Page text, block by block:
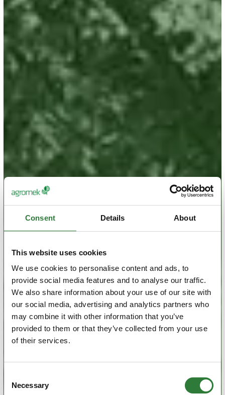
Consent Details About
This website uses cookies
We use cookies to personalise content and ads, to
provide social media features and to analyse our traffic.
We also share information about your use of our site with
our social media, advertising and analytics partners who
may combine it with other information that you’ve
provided to them or that they’ve collected from your use
of their services.
Selection
Necessary